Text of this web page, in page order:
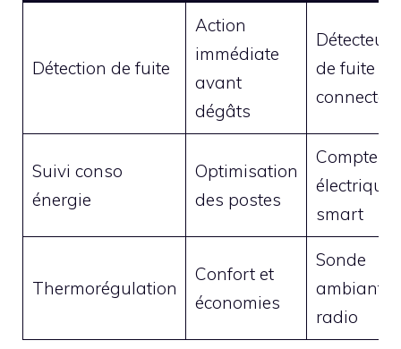
Détection de fuite
Action
immédiate
avant
dégâts
Détecteur
de fuite
connecté
Suivi conso
énergie
Optimisation
des postes
Compteur
électrique
smart
Thermorégulation
Confort et
économies
Sonde
ambiante
radio